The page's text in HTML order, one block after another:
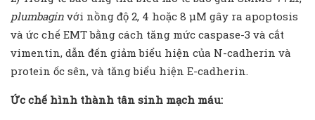
plumbagin với nồng độ 2, 4 hoặc 8 μM gây ra apoptosis
và ức chế EMT bằng cách tăng mức caspase-3 và cắt
vimentin, dẫn đến giảm biểu hiện của N-cadherin và
protein ốc sên, và tăng biểu hiện E-cadherin.
Ức chế hình thành tân sinh mạch máu: